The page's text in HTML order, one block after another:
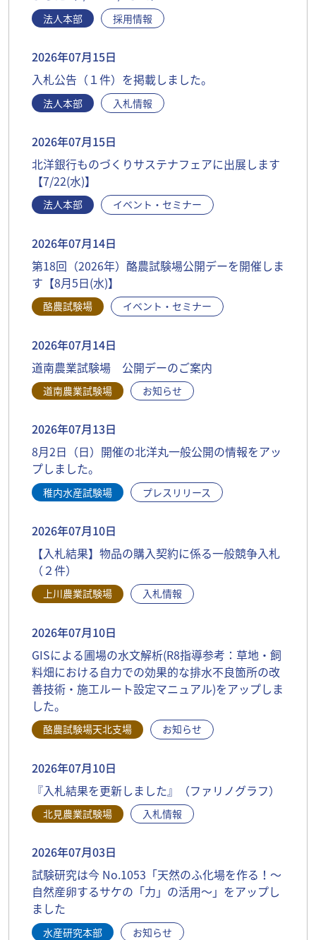
法人本部 採用情報
2026年07月15日
入札公告（１件）を掲載しました。
法人本部 入札情報
2026年07月15日
北洋銀行ものづくりサステナフェアに出展します
【7/22(水)】
法人本部 イベント・セミナー
2026年07月14日
第18回（2026年）酪農試験場公開デーを開催しま
す【8月5日(水)】
酪農試験場 イベント・セミナー
2026年07月14日
道南農業試験場 公開デーのご案内
道南農業試験場 お知らせ
2026年07月13日
8月2日（日）開催の北洋丸一般公開の情報をアッ
プしました。
稚内水産試験場 プレスリリース
2026年07月10日
【入札結果】物品の購入契約に係る一般競争入札
（２件）
上川農業試験場 入札情報
2026年07月10日
GISによる圃場の水文解析(R8指導参考：草地・飼
料畑における自力での効果的な排水不良箇所の改
善技術・施工ルート設定マニュアル)をアップしま
した。
酪農試験場天北支場 お知らせ
2026年07月10日
『入札結果を更新しました』（ファリノグラフ）
北見農業試験場 入札情報
2026年07月03日
試験研究は今 No.1053「天然のふ化場を作る！～
自然産卵するサケの「力」の活用～」をアップし
ました
水産研究本部 お知らせ